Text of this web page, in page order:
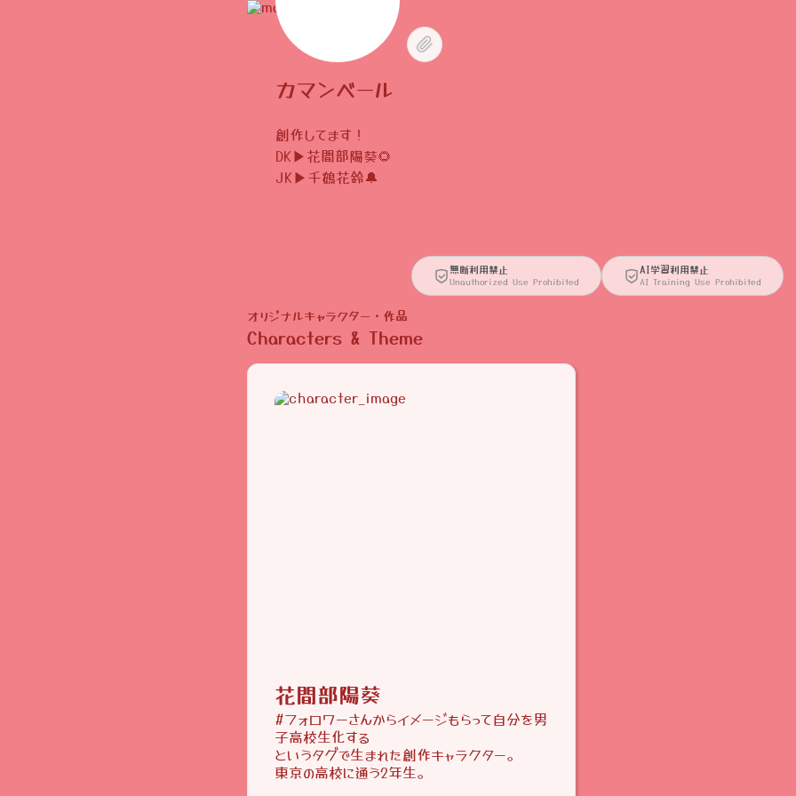
カマンベール
創作してます！
DK▶︎花間部陽葵🌻
JK▶︎千鶴花鈴🔔
無断利用禁止
Unauthorized Use Prohibited
AI学習利用禁止
AI Training Use Prohibited
オリジナルキャラクター・作品
Characters & Theme
花間部陽葵
#フォロワーさんからイメージもらって自分を男
子高校生化する
というタグで生まれた創作キャラクター。
東京の高校に通う2年生。